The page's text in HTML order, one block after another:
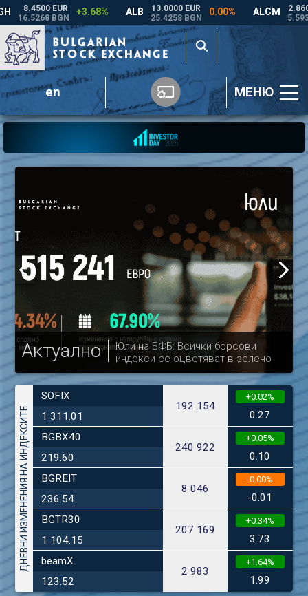
en МЕНЮ
Актуално
Юли на БФБ: Всички борсови
индекси се оцветяват в зелено
ДНЕВНИ ИЗМЕНЕНИЯ НА ИНДЕКСИТЕ
SOFIX
1 311.01
192 154
+0.02%
0.27
BGBX40
219.60
240 922
+0.05%
0.10
BGREIT
236.54
8 046
-0.00%
-0.01
BGTR30
1 104.15
207 169
+0.34%
3.73
beamX
123.52
2 983
+1.64%
1.99